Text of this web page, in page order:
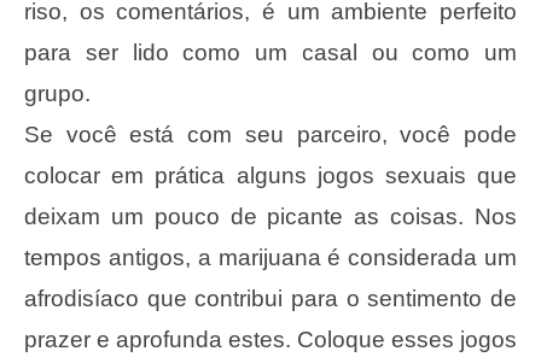
riso, os comentários, é um ambiente perfeito
para ser lido como um casal ou como um
grupo.
Se você está com seu parceiro, você pode
colocar em prática alguns jogos sexuais que
deixam um pouco de picante as coisas. Nos
tempos antigos, a marijuana é considerada um
afrodisíaco que contribui para o sentimento de
prazer e aprofunda estes. Coloque esses jogos